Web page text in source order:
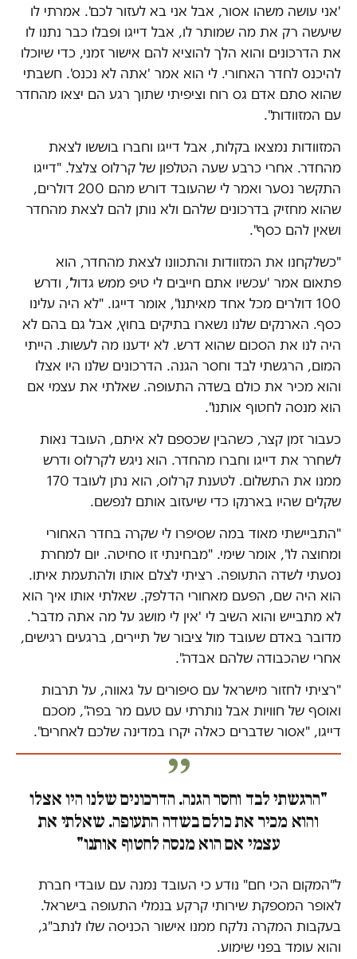
'אני עושה משהו אסור, אבל אני בא לעזור לכם'. אמרתי לו
שיעשה רק את מה שמותר לו, אבל דייגו ופבלו כבר נתנו לו
את הדרכונים והוא הלך להוציא להם אישור זמני, כדי שיוכלו
להיכנס לחדר האחורי. לי הוא אמר 'אתה לא נכנס'. חשבתי
שהוא סתם אדם גס רוח וציפיתי שתוך רגע הם יצאו מהחדר
עם המזוודות".
המזוודות נמצאו בקלות, אבל דייגו וחברו בוששו לצאת
מהחדר. אחרי כרבע שעה הטלפון של קרלוס צלצל. "דייגו
התקשר נסער ואמר לי שהעובד דורש מהם 200 דולרים,
שהוא מחזיק בדרכונים שלהם ולא נותן להם לצאת מהחדר
ושאין להם כסף".
"כשלקחנו את המזוודות והתכוונו לצאת מהחדר, הוא
פתאום אמר 'עכשיו אתם חייבים לי טיפ ממש גדול', ודרש
100 דולרים מכל אחד מאיתנו", אומר דייגו. "לא היה עלינו
כסף. הארנקים שלנו נשארו בתיקים בחוץ, אבל גם בהם לא
היה לנו את הסכום שהוא דרש. לא ידענו מה לעשות. הייתי
המום, הרגשתי לבד וחסר הגנה. הדרכונים שלנו היו אצלו
והוא מכיר את כולם בשדה התעופה. שאלתי את עצמי אם
הוא מנסה לחטוף אותנו".
כעבור זמן קצר, כשהבין שכספם לא איתם, העובד נאות
לשחרר את דייגו וחברו מהחדר. הוא ניגש לקרלוס ודרש
ממנו את התשלום. לטענת קרלוס, הוא נתן לעובד 170
שקלים שהיו בארנקו כדי שיעזוב אותם לנפשם.
"התביישתי מאוד במה שסיפרו לי שקרה בחדר האחורי
ומחוצה לו", אומר שימי. "מבחינתי זו סחיטה. יום למחרת
נסעתי לשדה התעופה. רציתי לצלם אותו ולהתעמת איתו.
הוא היה שם, הפעם מאחורי הדלפק. שאלתי אותו איך הוא
לא מתבייש והוא השיב לי 'אין לי מושג על מה אתה מדבר'.
מדובר באדם שעובד מול ציבור של תיירים, ברגעים רגישים,
אחרי שהכבודה שלהם אבדה".
"רציתי לחזור מישראל עם סיפורים על גאווה, על תרבות
ואוסף של חוויות אבל נותרתי עם טעם מר בפה", מסכם
דייגו, "אסור שדברים כאלה יקרו במדינה שלכם לאחרים".
"הרגשתי לבד וחסר הגנה. הדרכונים שלנו היו אצלו
והוא מכיר את כולם בשדה התעופה. שאלתי את
עצמי אם הוא מנסה לחטוף אותנו"
ל"המקום הכי חם" נודע כי העובד נמנה עם עובדי חברת
לאופר המספקת שירותי קרקע בנמלי התעופה בישראל.
בעקבות המקרה נלקח ממנו אישור הכניסה שלו לנתב"ג,
והוא עומד בפני שימוע.